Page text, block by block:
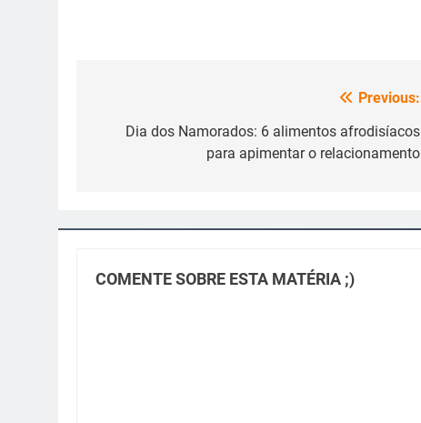
Previous:
Dia dos Namorados: 6 alimentos afrodisíacos
para apimentar o relacionamento
COMENTE SOBRE ESTA MATÉRIA ;)